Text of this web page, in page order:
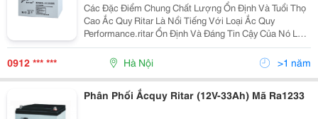
Các Đặc Điểm Chung Chất Lượng Ổn Định Và Tuổi Thọ
Cao Ắc Quy Ritar Là Nổi Tiếng Với Loại Ắc Quy
Performance.ritar Ổn Định Và Đáng Tin Cậy Của Nó Là
Dễ Dàng Để Duy Trì, Do Đó, Cho Phép Vận Hành An
Toàn Và Đúng Đắn Của Thiết Bị Là Nguồn Ắc Quy. Ắ
0912 *** *** Hà Nội >1 năm
Phân Phối Ắcquy Ritar (12V-33Ah) Mã Ra1233